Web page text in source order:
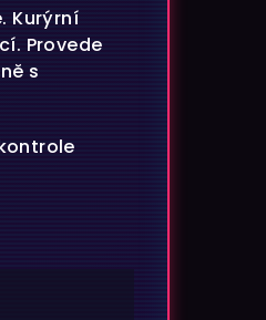
Kurýrní
Provede
s